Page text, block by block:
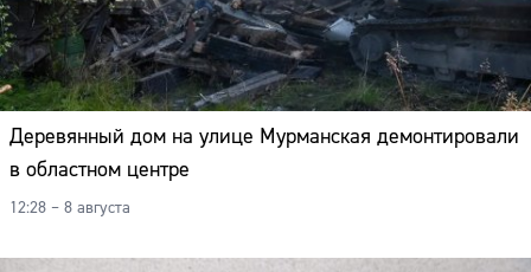
Деревянный дом на улице Мурманская демонтировали
в областном центре
12:28 – 8 августа